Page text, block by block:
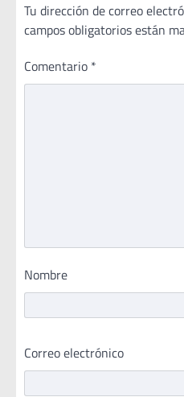
Tu dirección de correo
campos obligatorios están
Comentario *
Nombre
Correo electrónico